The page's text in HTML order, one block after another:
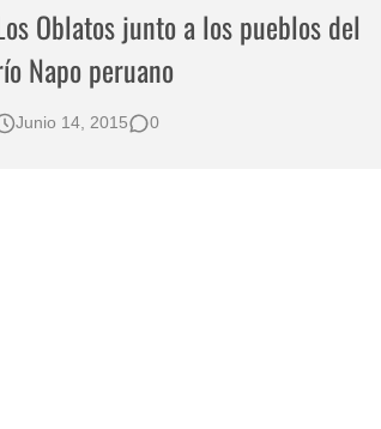
Oblatos junto a los pueblos del
Napo peruano
Junio 14, 2015 0